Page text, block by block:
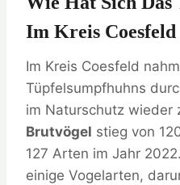
Im Kreis
Im Kreis Coesfeld
Tüpfelsumpfhuhns
im Naturschutz wieder
Brutvögel stieg von
127 Arten im Jahr
einige Vogelarten,